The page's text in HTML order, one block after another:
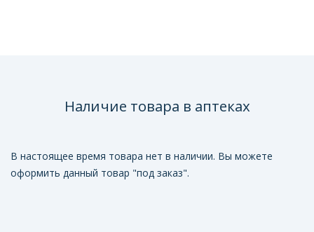
Наличие товара в аптеках
В настоящее время товара нет в наличии. Вы можете
оформить данный товар "под заказ".